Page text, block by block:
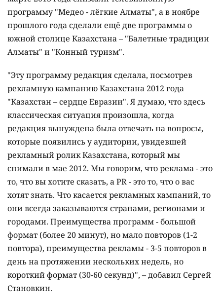
программу "Медео - лёгкие Алматы", а в ноябре
прошлого года сделали ещё две программы о
южной столице Казахстана – "Балетные традиции
Алматы" и "Конный туризм".
"Эту программу редакция сделала, посмотрев
рекламную кампанию Казахстана 2012 года
"Казахстан – сердце Евразии". Я думаю, что здесь
классическая ситуация произошла, когда
редакция вынуждена была отвечать на вопросы,
которые появились у аудитории, увидевшей
рекламный ролик Казахстана, который мы
снимали в мае 2012. Мы говорим, что реклама - это
то, что вы хотите сказать, а PR - это то, что о вас
хотят знать. Что касается рекламных кампаний, то
они всегда заказываются странами, регионами и
городами. Преимущества программ - большой
формат (более 20 минут), но мало повторов (1-2
повтора), преимущества рекламы - 3-5 повторов в
день на протяжении нескольких недель, но
короткий формат (30-60 секунд)", – добавил Сергей
Становкин.